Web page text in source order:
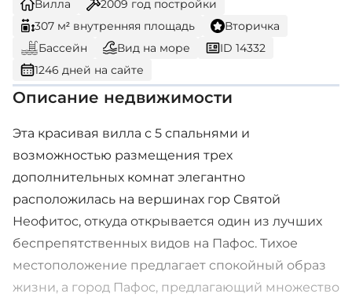
Вилла 2009 год постройки
307 м² внутренняя площадь
Вторичка
Бассейн
Вид на море
ID 14332
1246 дней на сайте
Описание недвижимости
Эта красивая вилла с 5 спальнями и
возможностью размещения трех
дополнительных комнат элегантно
расположилась на вершинах гор Святой
Неофитос, откуда открывается один из лучших
беспрепятственных видов на Пафос. Тихое
местоположение предлагает спокойный образ
жизни, а город Пафос, предлагающий множество